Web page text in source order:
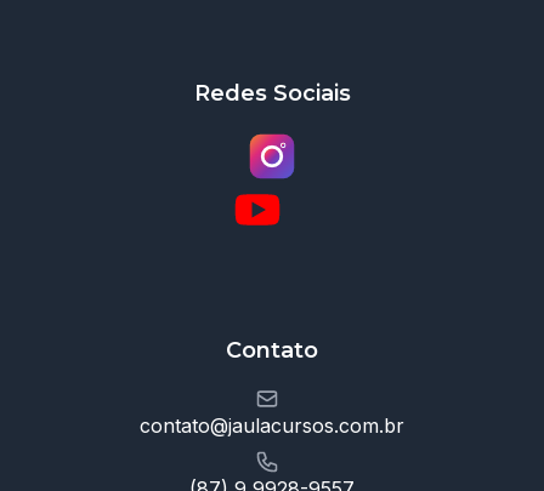
Redes Sociais
Contato
contato@jaulacursos.com.br